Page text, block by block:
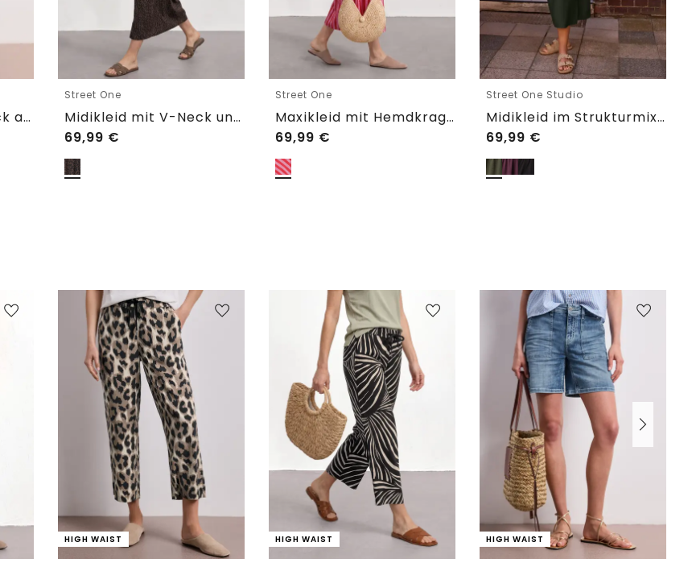
Midi-Kleid mit V-Neck aus Spitze
Street One
Midikleid mit V-Neck und Leo-Print
69,99 €
Street One
Maxikleid mit Hemdkragen und Print
69,99 €
Street One Studio
Midikleid im Strukturmix mit Rundhals
69,99 €
HIGH WAIST HIGH WAIST HIGH WAIST